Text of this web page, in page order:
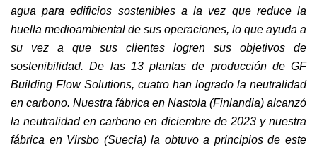
agua para edificios sostenibles a la vez que reduce la
huella medioambiental de sus operaciones, lo que ayuda a
su vez a que sus clientes logren sus objetivos de
sostenibilidad. De las 13 plantas de producción de GF
Building Flow Solutions, cuatro han logrado la neutralidad
en carbono. Nuestra fábrica en Nastola (Finlandia) alcanzó
la neutralidad en carbono en diciembre de 2023 y nuestra
fábrica en Virsbo (Suecia) la obtuvo a principios de este